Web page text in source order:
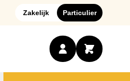
Zakelijk Particulier